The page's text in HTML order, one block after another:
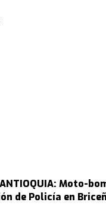
ANTIOQUIA: Moto-
de Policía en